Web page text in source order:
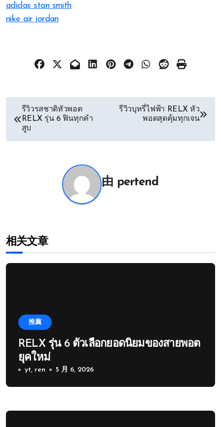
adidas stan smith
nike air jordan
รีวิวรสชาติหัวพอต
RELX รุ่น 6 ฟินทุกคำ
สูบ
รีวิวบุหรี่ไฟฟ้า RELX หัว
พอดสุดคุ้มทุกเจน
由 pertend
相关文章
推薦
RELX รุ่น 6 ตัวเลือกยอดนิยมของสายพอต
ยุคใหม่
yt, ren 5 月 6, 2026